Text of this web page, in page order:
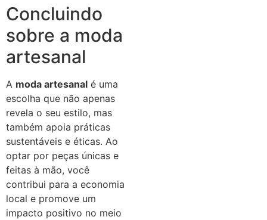
Concluindo
sobre a moda
artesanal
A moda artesanal é uma
escolha que não apenas
revela o seu estilo, mas
também apoia práticas
sustentáveis e éticas. Ao
optar por peças únicas e
feitas à mão, você
contribui para a economia
local e promove um
impacto positivo no meio